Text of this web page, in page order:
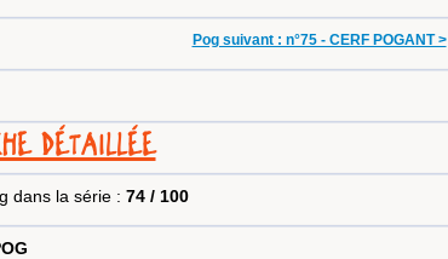
Pog suivant : n°75 - CERF POGANT >
DÉTAILLÉE
dans la série : 74 / 100